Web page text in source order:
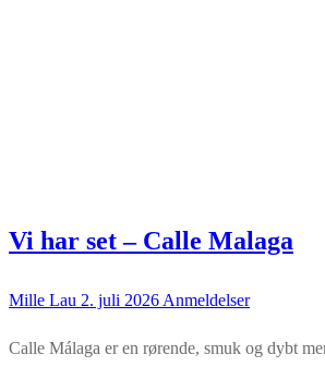
Vi har set – Calle Malaga
Mille Lau 2. juli 2026 Anmeldelser
Calle Málaga er en rørende, smuk og dybt